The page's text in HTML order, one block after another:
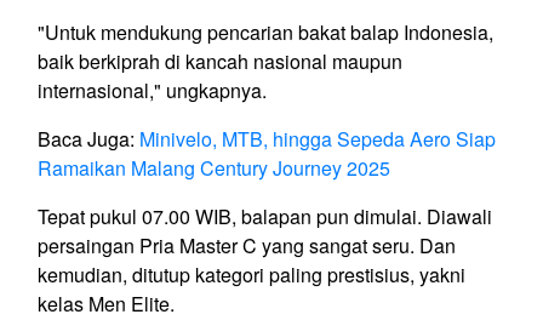
"Untuk mendukung pencarian bakat balap Indonesia,
baik berkiprah di kancah nasional maupun
internasional," ungkapnya.
Baca Juga: Minivelo, MTB, hingga Sepeda Aero Siap
Ramaikan Malang Century Journey 2025
Tepat pukul 07.00 WIB, balapan pun dimulai. Diawali
persaingan Pria Master C yang sangat seru. Dan
kemudian, ditutup kategori paling prestisius, yakni
kelas Men Elite.